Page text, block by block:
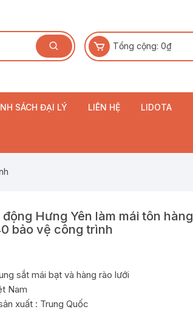
Tổng cộng: 0₫
SÁCH ĐẠI LÝ LIÊN HỆ LIDOTA
động Hưng Yên làm mái tôn hàng
bảo vệ công trình
sắt mái bạt và hàng rào lưới
Nam
xuất : Trung Quốc